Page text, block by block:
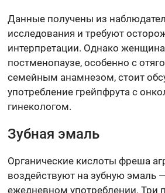
Данные получены из
исследования и требуют
интерпретации. Однако
постменопаузе, особенно с
семейным анамнезом, стоит
употребление грейпфрута с
гинекологом.
Зубная эмаль
Органические кислоты фреша
воздействуют на зубную эмаль
ежедневном употреблении. Три